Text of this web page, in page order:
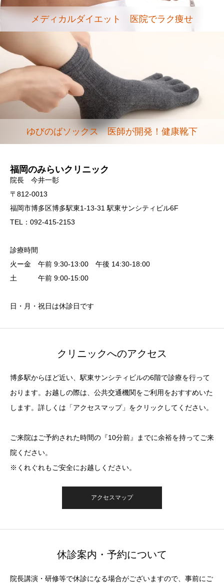
メディカルダイエット 医院でラク痩せ
ゆびのばソックス 医師が開発！健康靴下
福岡のみらいクリニック
院長 今井一彰
〒812-0013
福岡市博多区博多駅東1-13-31 駅東サンシティビル6F
TEL：092-415-2153
診療時間
火ー金 午前 9:30-13:00 午後 14:30-18:00
土 午前 9:00-15:00
日・月・祝日は休診日です
クリニックへのアクセス
博多駅からほど近い、駅東サンシティビルの6階で診療を行って
おります。お越しの際は、公共交通機関をご利用をおすすめいた
します。詳しくは「アクセスマップ」をクリックしてください。
ご来院はご予約された時間の『10分前』までに余裕を持ってご来
院ください。
※くれぐれもご安全にお越しください。
アクセスマップ
休診案内・予約について
院長講演・研修等で休診になる場合がございますので、事前にご